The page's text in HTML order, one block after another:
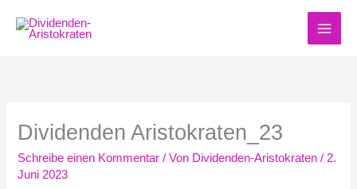
Inhalt
springen
Dividenden Aristokraten_23
Schreibe einen Kommentar / Von Dividenden-Aristokraten/ 2.
Juni 2023